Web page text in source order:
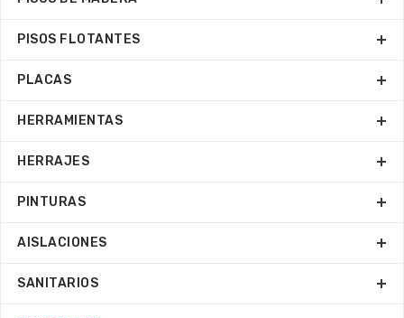
PISOS FLOTANTES
PLACAS
HERRAMIENTAS
HERRAJES
PINTURAS
AISLACIONES
SANITARIOS